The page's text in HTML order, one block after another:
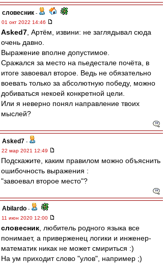
словесник -
01 окт 2022 14:46
Asked7 , Артём, извини: не заглядывал сюда
очень давно.
Выражение вполне допустимое.
Сражался за место на пьедестале почёта, в
итоге завоевал второе. Ведь не обязательно
воевать только за абсолютную победу, можно
добиваться некоей конкретной цели.
Или я неверно понял направление твоих
мыслей?
Asked7 -
22 мар 2021 12:49
Подскажите, каким правилом можно объяснить
ошибочность выражения :
"завоевал второе место"?
Abilardo -
11 июн 2020 12:00
словесник , любитель родного языка все
понимает, а приверженец логики и инженер-
математик никак не может смириться :)
На ум приходит слово "улов", например ;)